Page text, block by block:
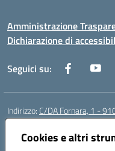
Cookies e altri
Amministrazione
Dichiarazione di
Seguici su:
Indirizzo: C/DA Fornara, 1 -
Centralino:
Posta elettronica certificata